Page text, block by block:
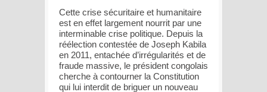
Cette crise sécuritaire et humanitaire
est en effet largement nourrit par une
interminable crise politique. Depuis la
réélection contestée de Joseph Kabila
en 2011, entachée d’irrégularités et de
fraude massive, le président congolais
cherche à contourner la Constitution
qui lui interdit de briguer un nouveau